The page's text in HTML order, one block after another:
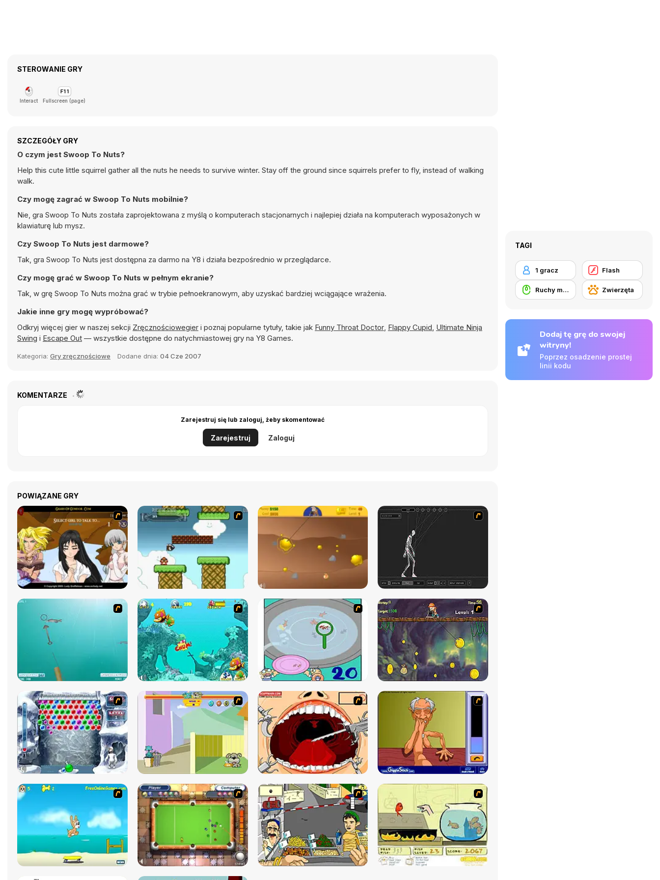
STEROWANIE GRY
Interact Fullscreen (page)
SZCZEGÓŁY GRY
O czym jest Swoop To Nuts?
Help this cute little squirrel gather all the nuts he needs to survive winter. Stay off the ground since squirrels prefer to fly, instead of walking
walk.
Czy mogę zagrać w Swoop To Nuts mobilnie?
Nie, gra Swoop To Nuts została zaprojektowana z myślą o komputerach stacjonarnych i najlepiej działa na komputerach wyposażonych w
klawiaturę lub mysz.
Czy Swoop To Nuts jest darmowe?
Tak, gra Swoop To Nuts jest dostępna za darmo na Y8 i działa bezpośrednio w przeglądarce.
Czy mogę grać w Swoop To Nuts w pełnym ekranie?
Tak, w grę Swoop To Nuts można grać w trybie pełnoekranowym, aby uzyskać bardziej wciągające wrażenia.
Jakie inne gry mogę wypróbować?
Odkryj więcej gier w naszej sekcji Zręcznościowegier i poznaj popularne tytuły, takie jak Funny Throat Doctor, Flappy Cupid, Ultimate Ninja
Swing i Escape Out — wszystkie dostępne do natychmiastowej gry na Y8 Games.
Kategoria: Gry zręcznościowe Dodane dnia: 04 Cze 2007
KOMENTARZE
Zarejestruj się lub zaloguj, żeby skomentować
Zarejestruj Zaloguj
POWIĄZANE GRY
TAGI
1 gracz Flash
Ruchy myszką Zwierzęta
Dodaj tę grę do swojej
witryny!
Poprzez osadzenie prostej
linii kodu